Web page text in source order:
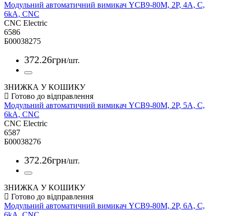
Модульний автоматичний вимикач YCB9-80M, 2Р, 4А, С,
6kА, CNC
CNC Electric
6586
Б00038275
372.26грн/шт.
ЗНИЖКА У КОШИКУ
Модульний автоматичний вимикач YCB9-80M, 2Р, 5А, С,
6kА, CNC
CNC Electric
6587
Б00038276
372.26грн/шт.
ЗНИЖКА У КОШИКУ
Модульний автоматичний вимикач YCB9-80M, 2Р, 6А, С,